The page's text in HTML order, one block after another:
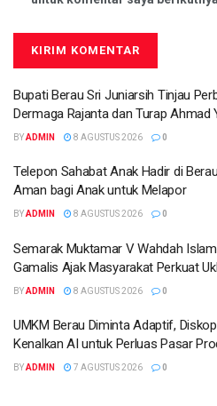
Bupati Berau Sri Juniarsih Tinjau
Dermaga Rajanta dan Turap Ahmad
BYADMIN 8 AGUSTUS 2026 0
Telepon Sahabat Anak Hadir di
Aman bagi Anak untuk Melapor
BYADMIN 8 AGUSTUS 2026 0
Semarak Muktamar V Wahdah
Gamalis Ajak Masyarakat Perkuat
BYADMIN 8 AGUSTUS 2026 0
UMKM Berau Diminta Adaptif,
Kenalkan AI untuk Perluas Pasar
BYADMIN 7 AGUSTUS 2026 0